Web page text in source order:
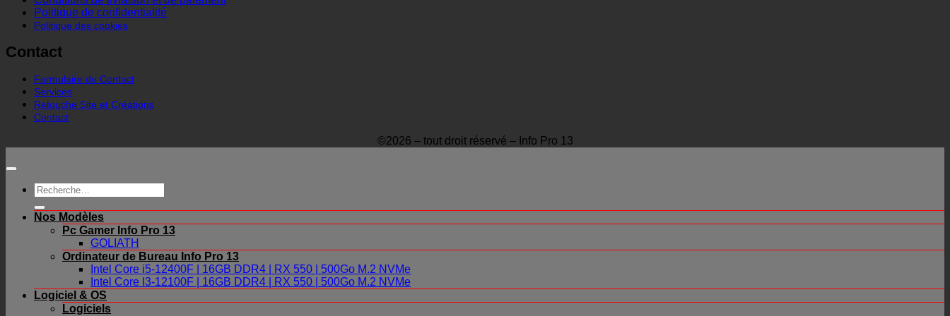
Politique de confidentialité
Politique des cookies
Contact
Formulaire de Contact
Services
Retouche Site et Créations
Contact
©2026 – tout droit réservé – Info Pro 13
Recherche
pour :
Nos Modèles
Pc Gamer Info Pro 13
GOLIATH
Ordinateur de Bureau Info Pro 13
Intel Core i5-12400F | 16GB DDR4 | RX 550 | 500Go M.2 NVMe
Intel Core I3-12100F | 16GB DDR4 | RX 550 | 500Go M.2 NVMe
Logiciel & OS
Logiciels